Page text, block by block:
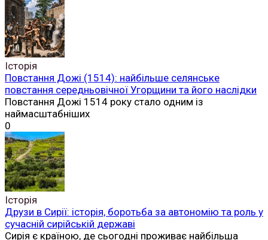
Історія
Повстання Дожі (1514): найбільше селянське
повстання середньовічної Угорщини та його наслідки
Повстання Дожі 1514 року стало одним із
наймасштабніших
0
Історія
Друзи в Сирії: історія, боротьба за автономію та роль у
сучасній сирійській державі
Сирія є країною, де сьогодні проживає найбільша